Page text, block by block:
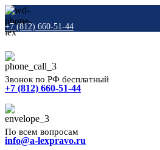
+7 (812) 660-51-44
Звонок по РФ бесплатный
+7 (812) 660-51-44
По всем вопросам
info@a-lexpravo.ru